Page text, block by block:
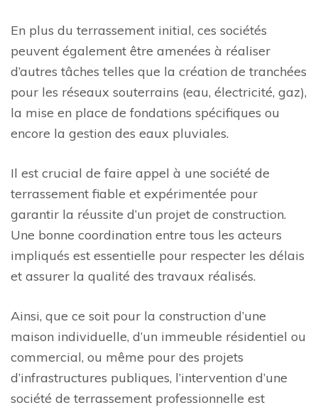
En plus du terrassement initial, ces sociétés
peuvent également être amenées à réaliser
d’autres tâches telles que la création de tranchées
pour les réseaux souterrains (eau, électricité, gaz),
la mise en place de fondations spécifiques ou
encore la gestion des eaux pluviales.
Il est crucial de faire appel à une société de
terrassement fiable et expérimentée pour
garantir la réussite d’un projet de construction.
Une bonne coordination entre tous les acteurs
impliqués est essentielle pour respecter les délais
et assurer la qualité des travaux réalisés.
Ainsi, que ce soit pour la construction d’une
maison individuelle, d’un immeuble résidentiel ou
commercial, ou même pour des projets
d’infrastructures publiques, l’intervention d’une
société de terrassement professionnelle est